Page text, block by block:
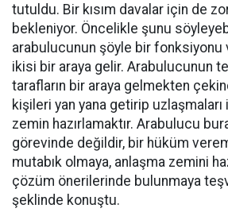
tutuldu. Bir kısım davalar için de
bekleniyor. Öncelikle şunu
arabulucunun şöyle bir fonksiyonu
ikisi bir araya gelir. Arabulucunun
tarafların bir araya gelmekten
kişileri yan yana getirip
zemin hazırlamaktır. Arabulucu
görevinde değildir, bir hüküm
mutabık olmaya, anlaşma zemini
çözüm önerilerinde bulunmaya
şeklinde konuştu.